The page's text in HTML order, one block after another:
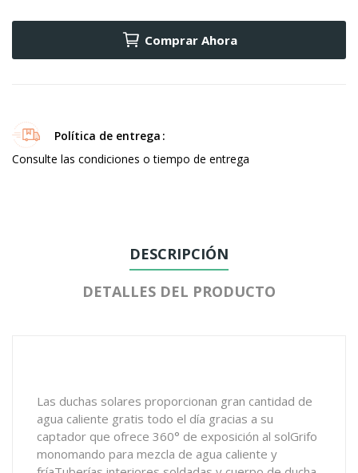
Comprar Ahora
Política de entrega
Consulte las condiciones o tiempo de entrega
DESCRIPCIÓN
DETALLES DEL PRODUCTO
Las duchas solares proporcionan gran cantidad de
agua caliente gratis todo el día gracias a su
captador que ofrece 360° de exposición al solGrifo
monomando para mezcla de agua caliente y